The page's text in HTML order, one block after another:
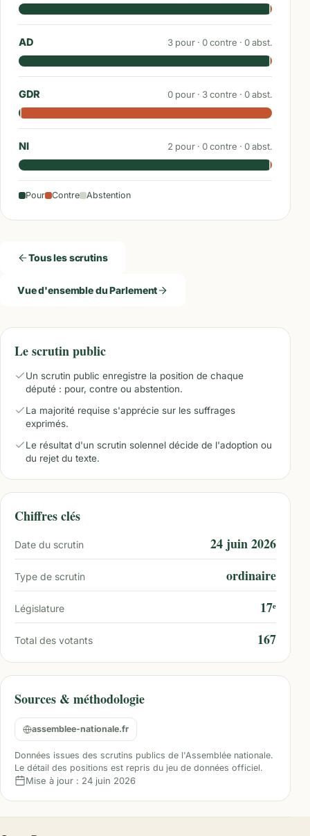
AD 3 pour · 0contre · 0abst.
GDR 0 pour · 3contre · 0abst.
NI 2 pour · 0contre · 0abst.
Pour Contre Abstention
Tous les scrutins
Vue d'ensemble du Parlement
Le scrutin public
Un scrutin public enregistre la position de chaque
député : pour, contre ou abstention.
La majorité requise s'apprécie sur les suffrages
exprimés.
Le résultat d'un scrutin solennel décide de l'adoption ou
du rejet du texte.
Chiffres clés
Date du scrutin 24 juin 2026
Type de scrutin ordinaire
Législature 17ᵉ
Total des votants 167
Sources & méthodologie
assemblee-nationale.fr
Données issues des scrutins publics de l'Assemblée nationale.
Le détail des positions est repris du jeu de données officiel.
Mise à jour : 24 juin 2026